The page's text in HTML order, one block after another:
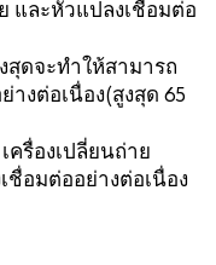
และหัวแปลงเชื่อมต่อ
ดจะทำให้สามารถ
งต่อเนื่อง(สูงสุด 65
ครื่องเปลี่ยนถ่าย
ชื่อมต่ออย่างต่อเนื่อง